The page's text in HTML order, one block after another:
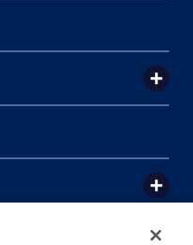
GLOBAL ENTRANCE